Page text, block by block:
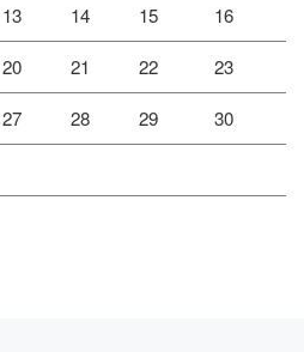
13 14 15 16
20 21 22 23
27 28 29 30